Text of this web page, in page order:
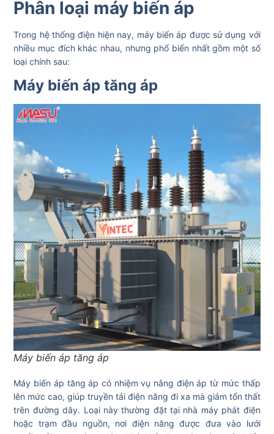
Phân loại máy biến áp
Trong hệ thống điện hiện nay, máy biến áp được sử dụng với
nhiều mục đích khác nhau, nhưng phổ biến nhất gồm một số
loại chính sau:
Máy biến áp tăng áp
Máy biến áp tăng áp
Máy biến áp tăng áp có nhiệm vụ nâng điện áp từ mức thấp
lên mức cao, giúp truyền tải điện năng đi xa mà giảm tổn thất
trên đường dây. Loại này thường đặt tại nhà máy phát điện
hoặc trạm đầu nguồn, nơi điện năng được đưa vào lưới